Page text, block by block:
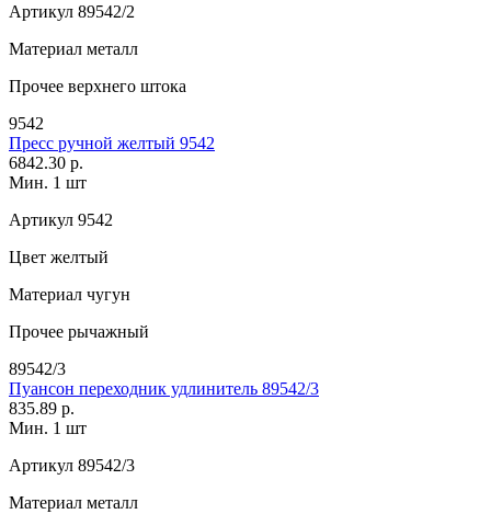
Артикул 89542/2
Материал металл
Прочее верхнего штока
9542
Пресс ручной желтый 9542
6842.30 р.
Мин. 1 шт
Артикул 9542
Цвет желтый
Материал чугун
Прочее рычажный
89542/3
Пуансон переходник удлинитель 89542/3
835.89 р.
Мин. 1 шт
Артикул 89542/3
Материал металл